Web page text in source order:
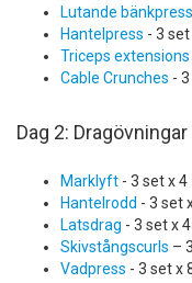
Lutande bänkpress
Hantelpress - 3
Triceps extensions
Cable Crunches -
Dag 2:
Marklyft - 3 set x
Hantelrodd - 3 set
Latsdrag - 3 set x
Skivstångscurls –
Vadpress - 3 set x